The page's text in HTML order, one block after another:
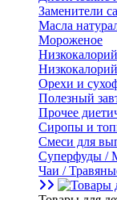
Заменители
Масла
Мороженое
Орехи и
Полезный
Прочее
Сиропы и
Смеси для
Суперфуды /
Чаи /